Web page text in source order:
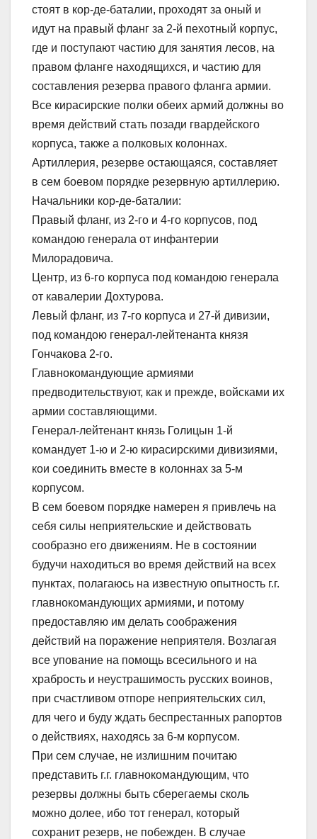
стоят в кор-де-баталии, проходят за оный и
идут на правый фланг за 2-й пехотный корпус,
где и поступают частию для занятия лесов, на
правом фланге находящихся, и частию для
составления резерва правого фланга армии.
Все кирасирские полки обеих армий должны во
время действий стать позади гвардейского
корпуса, также а полковых колоннах.
Артиллерия, резерве остающаяся, составляет
в сем боевом порядке резервную артиллерию.
Начальники кор-де-баталии:
Правый фланг, из 2-го и 4-го корпусов, под
командою генерала от инфантерии
Милорадовича.
Центр, из 6-го корпуса под командою генерала
от кавалерии Дохтурова.
Левый фланг, из 7-го корпуса и 27-й дивизии,
под командою генерал-лейтенанта князя
Гончакова 2-го.
Главнокомандующие армиями
предводительствуют, как и прежде, войсками их
армии составляющими.
Генерал-лейтенант князь Голицын 1-й
командует 1-ю и 2-ю кирасирскими дивизиями,
кои соединить вместе в колоннах за 5-м
корпусом.
В сем боевом порядке намерен я привлечь на
себя силы неприятельские и действовать
сообразно его движениям. Не в состоянии
будучи находиться во время действий на всех
пунктах, полагаюсь на известную опытность г.г.
главнокомандующих армиями, и потому
предоставляю им делать соображения
действий на поражение неприятеля. Возлагая
все упование на помощь всесильного и на
храбрость и неустрашимость русских воинов,
при счастливом отпоре неприятельских сил,
для чего и буду ждать беспрестанных рапортов
о действиях, находясь за 6-м корпусом.
При сем случае, не излишним почитаю
представить г.г. главнокомандующим, что
резервы должны быть сберегаемы сколь
можно долее, ибо тот генерал, который
сохранит резерв, не побежден. В случае